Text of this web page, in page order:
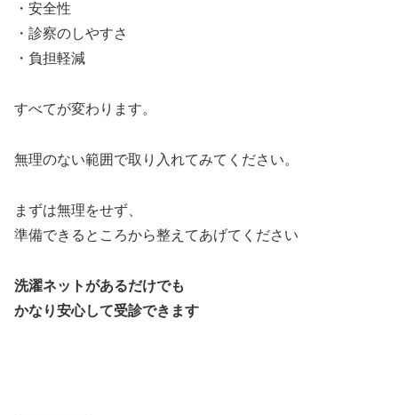
・安全性
・診察のしやすさ
・負担軽減
すべてが変わります。
無理のない範囲で取り入れてみてください。
まずは無理をせず、
準備できるところから整えてあげてください
洗濯ネットがあるだけでも
かなり安心して受診できます